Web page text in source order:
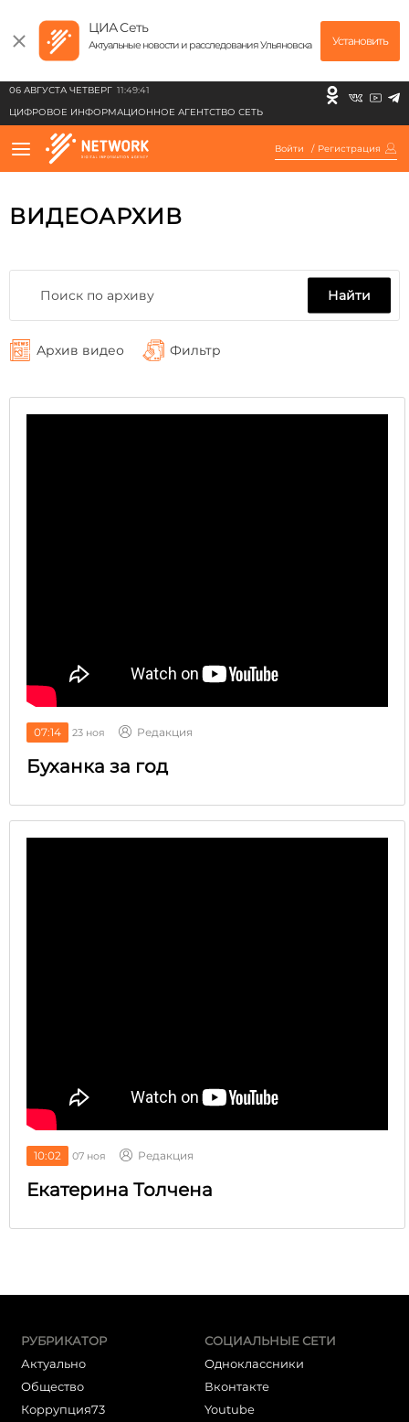
ЦИА Сеть
Актуальные новости и расследования Ульяновска Установить
06 АВГУСТА ЧЕТВЕРГ 11:49:41
ЦИФРОВОЕ ИНФОРМАЦИОННОЕ АГЕНТСТВО СЕТЬ
Войти / Регистрация
ВИДЕОАРХИВ
Найти
Архив видео Фильтр
07:14 23 ноя Редакция
Буханка за год
10:02 07 ноя Редакция
Екатерина Толчена
РУБРИКАТОР
Актуально
Общество
Коррупция73
СОЦИАЛЬНЫЕ СЕТИ
Одноклассники
Вконтакте
Youtube